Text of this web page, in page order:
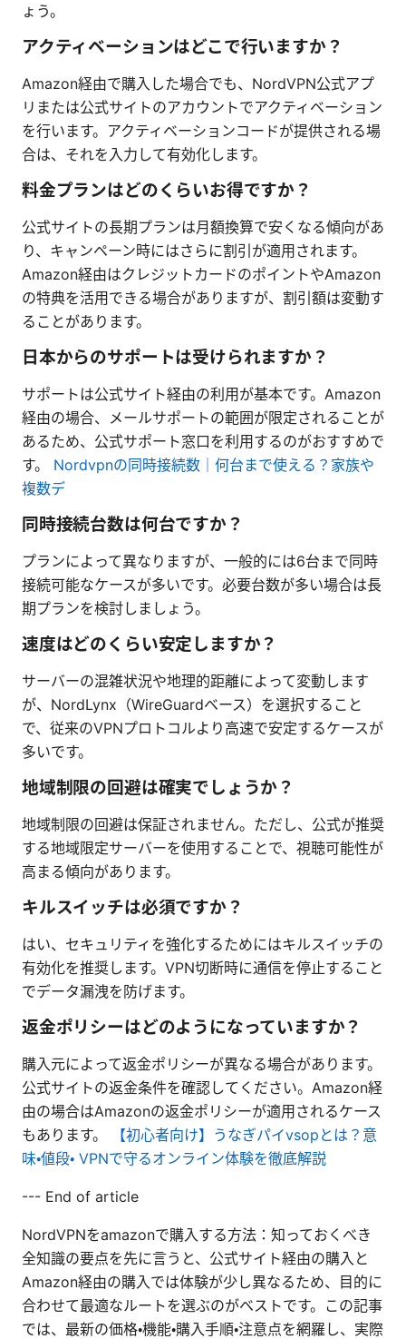
ょう。
アクティベーションはどこで行いますか？
Amazon経由で購入した場合でも、NordVPN公式アプ
リまたは公式サイトのアカウントでアクティベーション
を行います。アクティベーションコードが提供される場
合は、それを入力して有効化します。
料金プランはどのくらいお得ですか？
公式サイトの長期プランは月額換算で安くなる傾向があ
り、キャンペーン時にはさらに割引が適用されます。
Amazon経由はクレジットカードのポイントやAmazon
の特典を活用できる場合がありますが、割引額は変動す
ることがあります。
日本からのサポートは受けられますか？
サポートは公式サイト経由の利用が基本です。Amazon
経由の場合、メールサポートの範囲が限定されることが
あるため、公式サポート窓口を利用するのがおすすめで
す。 Nordvpnの同時接続数｜何台まで使える？家族や
複数デ
同時接続台数は何台ですか？
プランによって異なりますが、一般的には6台まで同時
接続可能なケースが多いです。必要台数が多い場合は長
期プランを検討しましょう。
速度はどのくらい安定しますか？
サーバーの混雑状況や地理的距離によって変動します
が、NordLynx（WireGuardベース）を選択すること
で、従来のVPNプロトコルより高速で安定するケースが
多いです。
地域制限の回避は確実でしょうか？
地域制限の回避は保証されません。ただし、公式が推奨
する地域限定サーバーを使用することで、視聴可能性が
高まる傾向があります。
キルスイッチは必須ですか？
はい、セキュリティを強化するためにはキルスイッチの
有効化を推奨します。VPN切断時に通信を停止すること
でデータ漏洩を防げます。
返金ポリシーはどのようになっていますか？
購入元によって返金ポリシーが異なる場合があります。
公式サイトの返金条件を確認してください。Amazon経
由の場合はAmazonの返金ポリシーが適用されるケース
もあります。
【初心者向け】うなぎパイvsopとは？意
味・値段・ VPNで守るオンライン体験を徹底解説
--- End of article
NordVPNをamazonで購入する方法：知っておくべき
全知識の要点を先に言うと、公式サイト経由の購入と
Amazon経由の購入では体験が少し異なるため、目的に
合わせて最適なルートを選ぶのがベストです。この記事
では、最新の価格・機能・購入手順・注意点を網羅し、実際